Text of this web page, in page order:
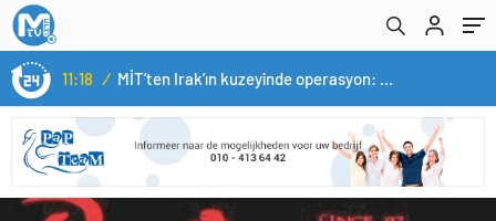
11:18 / MİT’ten Irak’ın kuzeyinde operasyon: Ramazan Güneş Türkiye’ye getirildi